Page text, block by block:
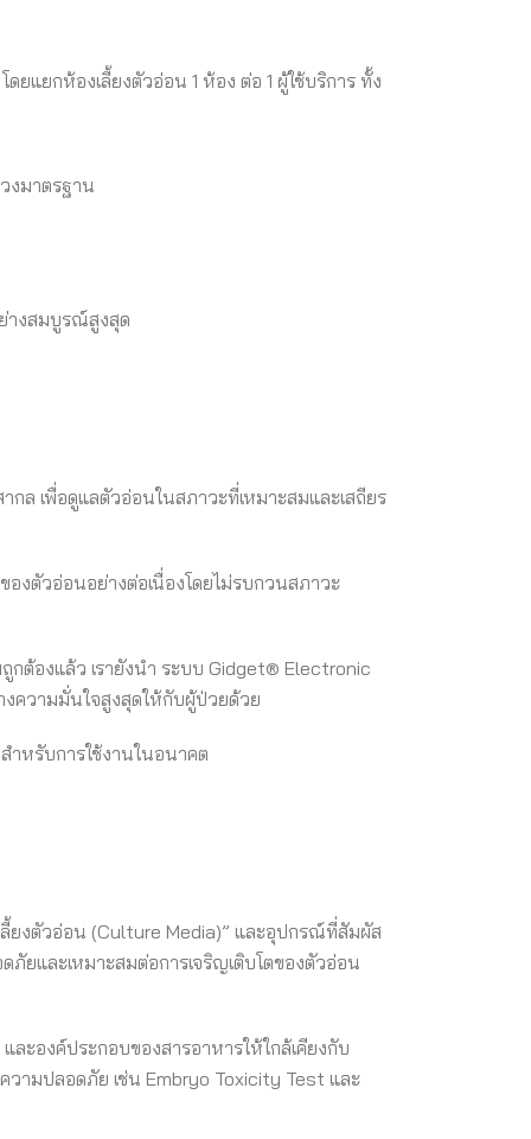
แยกห้องเลี้ยงตัวอ่อน 1 ห้อง ต่อ 1 ผู้ใช้บริการ ทั้ง
งมาตรฐาน
างสมบูรณ์สูงสุด
กล เพื่อดูแลตัวอ่อนในสภาวะที่เหมาะสมและเสถียร
งตัวอ่อนอย่างต่อเนื่องโดยไม่รบกวนสภาวะ
กต้องแล้ว เรายังนำ ระบบ Gidget® Electronic
ความมั่นใจสูงสุดให้กับผู้ป่วยด้วย
หรับการใช้งานในอนาคต
ยงตัวอ่อน (Culture Media)” และอุปกรณ์ที่สัมผัส
ภัยและเหมาะสมต่อการเจริญเติบโตของตัวอ่อน
ละองค์ประกอบของสารอาหารให้ใกล้เคียงกับ
ามปลอดภัย เช่น Embryo Toxicity Test และ